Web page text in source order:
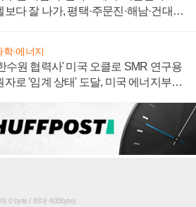
보다 잘 나가, 평택·주문진·해남·건대로
학·에너지
수원 협력사' 미국 오클로 SMR 연구용
자로 '임계 상태' 도달, 미국 에너지부
0 byte / 최대 400byte)